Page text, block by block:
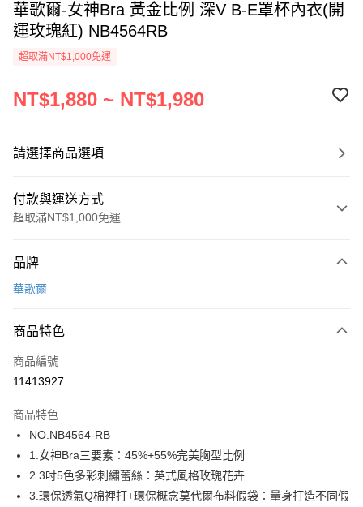
華歌爾-女神Bra 黃金比例 深V B-E罩杯內衣(開
運玫瑰紅) NB4564RB
超取滿NT$1,000免運
NT$1,880 ~ NT$1,980
請選擇商品選項
付款與運送方式
超取滿NT$1,000免運
信用卡一次付款
LINE Pay
街口支付
運送方式
全家取貨付款
每筆NT$80，滿NT$1,000(含以上)免運費
品牌
華歌爾
商品特色
商品編號
11413927
商品特色
NO.NB4564-RB
1.女神Bra三要素：45%+55%完美胸型比例
2.3吋5色多彩刺繡蕾絲：英式風格玫瑰花卉
3.環保透氣Q棉裡打+環保概念莫代爾布料假袋：量身打造不同假